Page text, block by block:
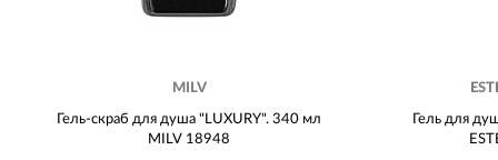
MILV
Гель-скраб для душа "LUXURY". 340 мл
MILV 18948
Гель для